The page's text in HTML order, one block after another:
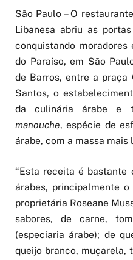
São Paulo – O
Libanesa abriu as
conquistando
do Paraíso, em São
de Barros, entre a praça
Santos, o
da culinária árabe e
manouche, espécie de
árabe, com a massa mais
“Esta receita é bastante
árabes, principalmente
proprietária Roseane
sabores, de carne,
(especiaria árabe); de
queijo branco, muçarela,